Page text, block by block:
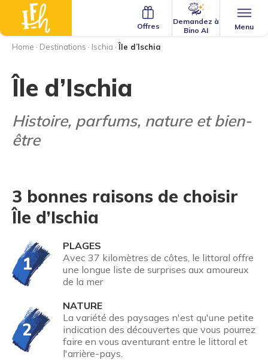
Menu
Demandez à
Bino AI
Offres
Home · Destinations · Ischia ·Île d’Ischia
Île d’Ischia
Histoire, parfums, nature et bien-
être
3 bonnes raisons de choisir
Île d’Ischia
1
PLAGES
Avec 37 kilomètres de côtes, le littoral offre
une longue liste de surprises aux amoureux
de la mer
2
NATURE
La variété des paysages n'est qu'une petite
indication des découvertes que vous pourrez
faire en vous aventurant entre le littoral et
l'arrière-pays.